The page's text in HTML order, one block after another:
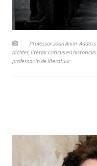
Professor Joan Anim-Addo
dichter, literair criticus en
professor in de literatuur.